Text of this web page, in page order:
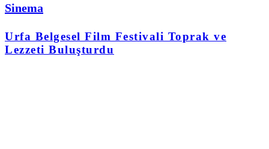
Sinema
Urfa Belgesel Film Festivali Toprak ve
Lezzeti Buluşturdu